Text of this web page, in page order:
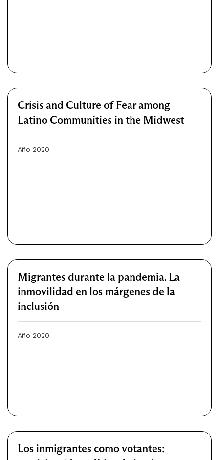
Crisis and Culture of Fear among
Latino Communities in the Midwest
Año 2020
Migrantes durante la pandemia. La
inmovilidad en los márgenes de la
inclusión
Año 2020
Los inmigrantes como votantes: